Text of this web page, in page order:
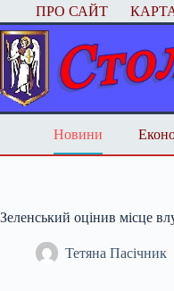
Перейти
до
вмісту
ПРО САЙТ
Новини
Зеленський оцінив місце
Тетяна Пасічник